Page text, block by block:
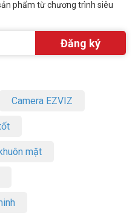
giàu kinh nghiệm lắp đặt
bị sẵn dụng cụ chuyên biệt
Mang đến sự chuyên nghiệp,
tiết kiệm thời gian, tăng năng
tạiFacebook Vuhoangtelecom
phẩm từ chương trình siêu
Camera EZVIZ
mặt